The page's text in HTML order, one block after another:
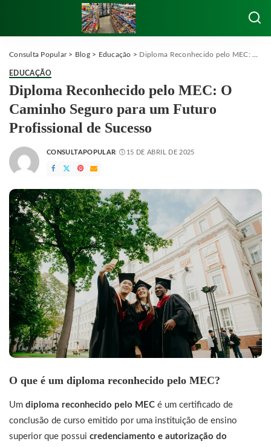
Consulta Popular> Blog> Educação > Diploma Reconhecido pelo MEC: O Caminho Seguro para um Futuro Profissional de Sucesso
EDUCAÇÃO
Diploma Reconhecido pelo MEC: O
Caminho Seguro para um Futuro
Profissional de Sucesso
BY
CONSULTAPOPULAR 15 DE ABRIL DE 2025
O que é um diploma reconhecido pelo MEC?
Um diploma reconhecido pelo MEC é um certificado de
conclusão de curso emitido por uma instituição de ensino
superior que possui credenciamento e autorização do